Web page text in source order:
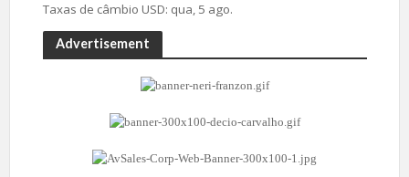
Taxas de câmbio USD: qua, 5 ago.
Advertisement